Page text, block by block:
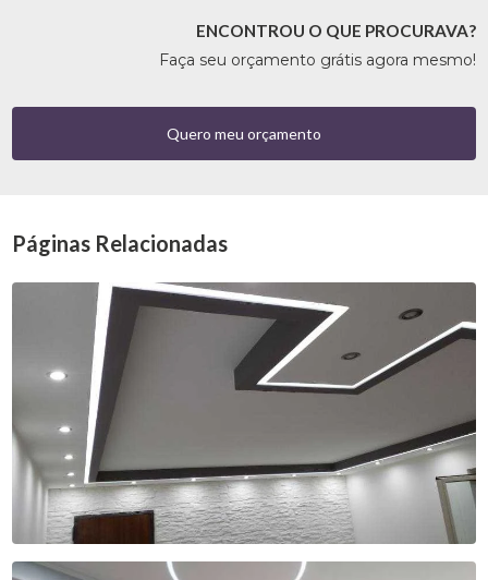
ENCONTROU O QUE PROCURAVA?
Faça seu orçamento grátis agora mesmo!
Quero meu orçamento
Páginas Relacionadas